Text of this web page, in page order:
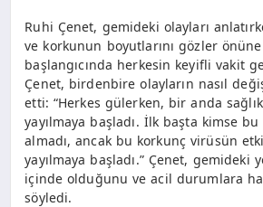
Ruhi Çenet, gemideki olayları
ve korkunun boyutlarını gözler
başlangıcında herkesin keyifli vakit
Çenet, birdenbire olayların nasıl
etti: “Herkes gülerken, bir anda
yayılmaya başladı. İlk başta kimse
almadı, ancak bu korkunç virüsün
yayılmaya başladı.” Çenet, gemideki
içinde olduğunu ve acil durumlara
söyledi.